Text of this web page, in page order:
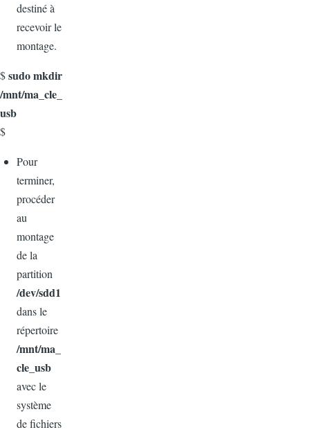
destiné à
recevoir le
montage.
$sudo mkdir
/mnt/ma_cle_
usb
$
Pour
terminer,
procéder
au
montage
de la
partition
/dev/sdd1
dans le
répertoire
/mnt/ma_
cle_usb
avec le
système
de fichiers